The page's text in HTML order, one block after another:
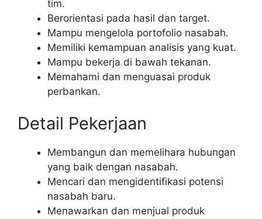
tim.
Berorientasi pada hasil dan target.
Mampu mengelola portofolio nasabah.
Memiliki kemampuan analisis yang kuat.
Mampu bekerja di bawah tekanan.
Memahami dan menguasai produk
perbankan.
Detail Pekerjaan
Membangun dan memelihara hubungan
yang baik dengan nasabah.
Mencari dan mengidentifikasi potensi
nasabah baru.
Menawarkan dan menjual produk